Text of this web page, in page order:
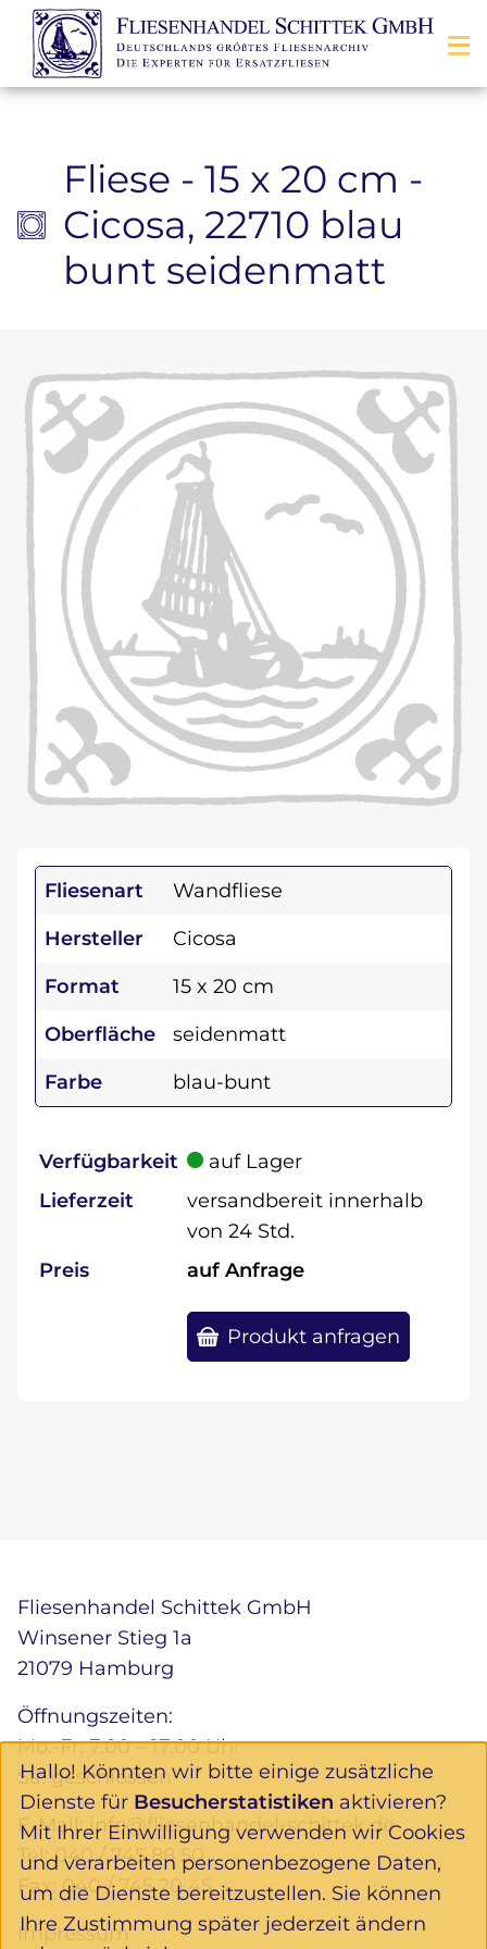
Zum Inhalt springen
Fliese - 15 x 20 cm -
Cicosa, 22710 blau
bunt seidenmatt
Fliesenart
Wandfliese
Hersteller
Cicosa
Format
15 x 20 cm
Oberfläche
seidenmatt
Farbe
blau-bunt
Verfügbarkeit
auf Lager
Lieferzeit
versandbereit innerhalb
von 24 Std.
Preis
auf Anfrage
Produkt anfragen
Fliesenhandel Schittek GmbH
Winsener Stieg 1a
21079 Hamburg
Öffnungszeiten:
Mo.-Fr. 7.00 – 17.00 Uhr
Sa. geschlossen
E-Mail:info@fliesenhandel-schittek.de
Tel:040 / 745 88 50
Fax: 040 / 745 20 45
Impressum
Hallo! Könnten wir bitte einige zusätzliche
Dienste für Besucherstatistiken aktivieren?
Mit Ihrer Einwilligung verwenden wir Cookies
und verarbeiten personenbezogene Daten,
um die Dienste bereitzustellen. Sie können
Ihre Zustimmung später jederzeit ändern